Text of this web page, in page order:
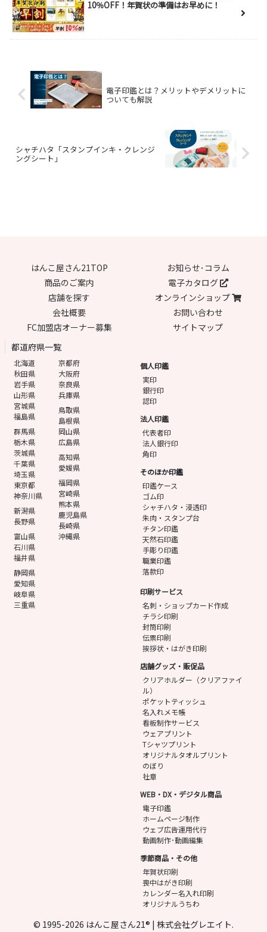
10％OFF！年賀状の準備はお早めに！
電子印鑑とは？メリットやデメリットに
ついても解説
シャチハタ「スタンプインキ・クレンジ
ングシート」
はんこ屋さん21TOP
お知らせ･コラム
商品のご案内
電子カタログ
店舗を探す
オンラインショップ
会社概要
お問い合わせ
FC加盟店オーナー募集
サイトマップ
都道府県一覧
北海道
秋田県
岩手県
山形県
宮城県
福島県
群馬県
栃木県
茨城県
千葉県
埼玉県
東京都
神奈川県
新潟県
長野県
富山県
石川県
福井県
静岡県
愛知県
岐阜県
三重県
京都府
大阪府
奈良県
兵庫県
鳥取県
島根県
岡山県
広島県
高知県
愛媛県
福岡県
宮崎県
熊本県
鹿児島県
長崎県
沖縄県
個人印鑑
実印
銀行印
認印
法人印鑑
代表者印
法人銀行印
角印
そのほか印鑑
印鑑ケース
ゴム印
シャチハタ・浸透印
朱肉・スタンプ台
チタン印鑑
天然石印鑑
手彫り印鑑
職業印鑑
落款印
印刷サービス
名刺・ショップカード作成
チラシ印刷
封筒印刷
伝票印刷
挨拶状・はがき印刷
店舗グッズ・販促品
クリアホルダー（クリアファイ
ル）
ポケットティッシュ
名入れメモ帳
看板制作サービス
ウェアプリント
Tシャツプリント
オリジナルタオルプリント
のぼり
社章
WEB・DX・デジタル商品
電子印鑑
ホームページ制作
ウェブ広告運用代行
動画制作･動画編集
季節商品・その他
年賀状印刷
喪中はがき印刷
カレンダー名入れ印刷
オリジナルうちわ
© 1995-2026 はんこ屋さん21® | 株式会社グレエイト.